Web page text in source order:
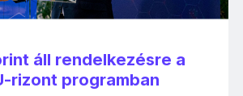
áll rendelkezésre a
rizont programban